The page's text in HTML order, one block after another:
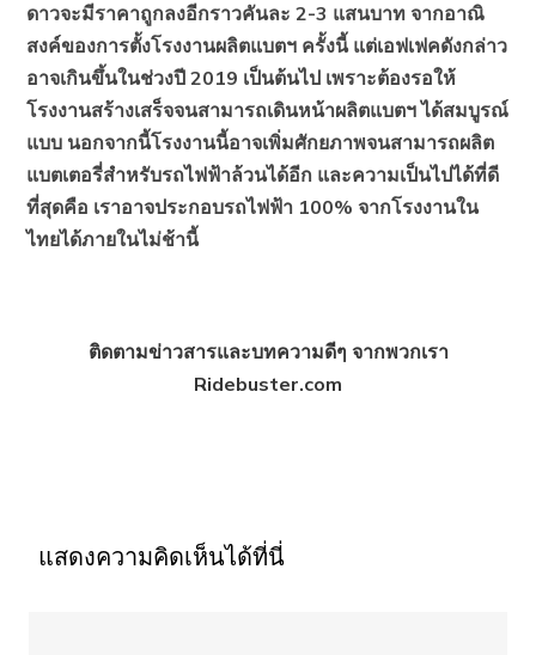
ดาวจะมีราคาถูกลงอีกราวคันละ 2-3 แสนบาท จากอาณิ
สงค์ของการตั้งโรงงานผลิตแบตฯ ครั้งนี้ แต่เอฟเฟคดังกล่าว
อาจเกินขึ้นในช่วงปี 2019 เป็นต้นไป เพราะต้องรอให้
โรงงานสร้างเสร็จจนสามารถเดินหน้าผลิตแบตฯ ได้สมบูรณ์
แบบ นอกจากนี้โรงงานนี้อาจเพิ่มศักยภาพจนสามารถผลิต
แบตเตอรี่สำหรับรถไฟฟ้าล้วนได้อีก และความเป็นไปได้ที่ดี
ที่สุดคือ เราอาจประกอบรถไฟฟ้า 100% จากโรงงานใน
ไทยได้ภายในไม่ช้านี้
ติดตามข่าวสารและบทความดีๆ จากพวกเรา
Ridebuster.com
แสดงความคิดเห็นได้ที่นี่